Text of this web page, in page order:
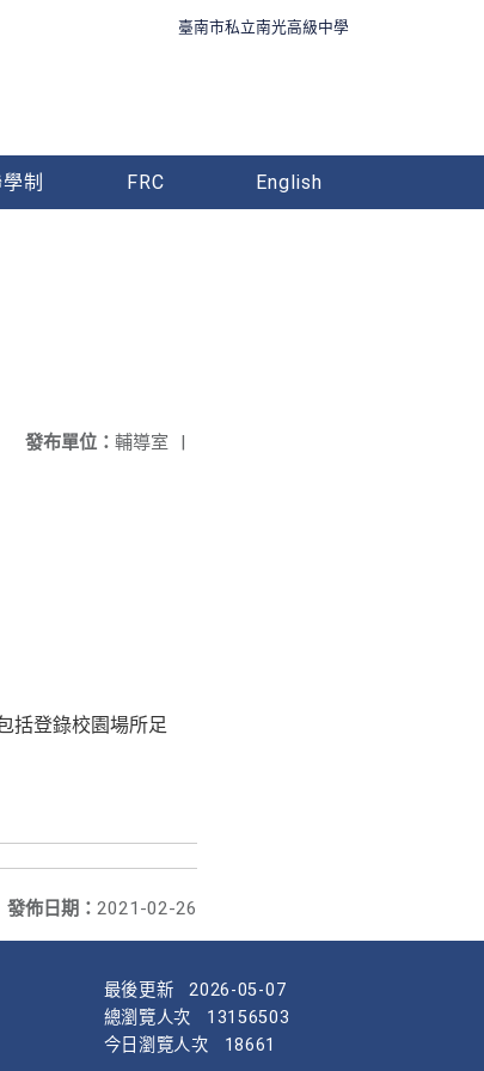
臺南市私立南光高級中學
制 FRC English
發布單位： 輔導室 |
括登錄校園場所足
發佈日期： 2021-02-26
最後更新
2026-05-07
總瀏覽人次
13156503
今日瀏覽人次
18661